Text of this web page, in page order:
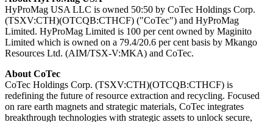
HyProMag USA LLC is owned 50:50 by CoTec Holdings Corp.
(TSXV:CTH)(OTCQB:CTHCF) ("CoTec") and HyProMag
Limited. HyProMag Limited is 100 per cent owned by Maginito
Limited which is owned on a 79.4/20.6 per cent basis by Mkango
Resources Ltd. (AIM/TSX-V:MKA) and CoTec.
About CoTec
CoTec Holdings Corp. (TSXV:CTH)(OTCQB:CTHCF) is
redefining the future of resource extraction and recycling. Focused
on rare earth magnets and strategic materials, CoTec integrates
breakthrough technologies with strategic assets to unlock secure,